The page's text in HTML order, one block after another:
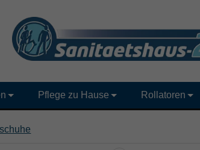
Pflege zu Hause Rollatoren